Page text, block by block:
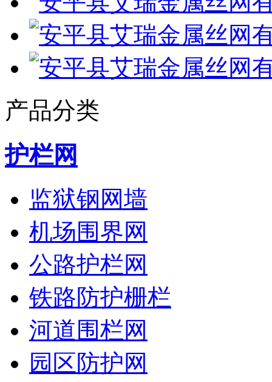
产品分类
护栏网
监狱钢网墙
机场围界网
公路护栏网
铁路防护栅栏
河道围栏网
园区防护网